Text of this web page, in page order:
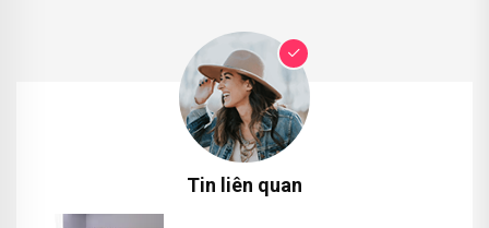
Tin liên quan